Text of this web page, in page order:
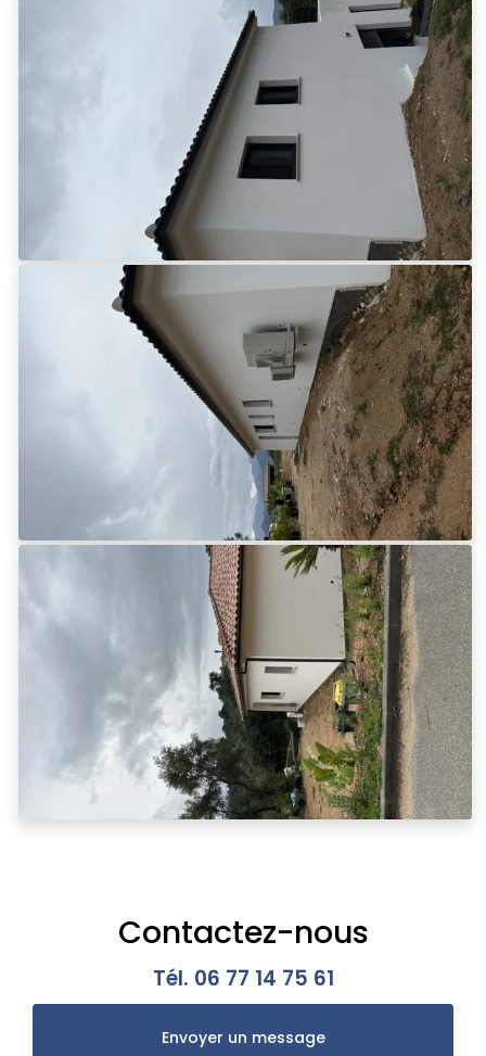
Contactez-nous
Tél. 06 77 14 75 61
Envoyer un message